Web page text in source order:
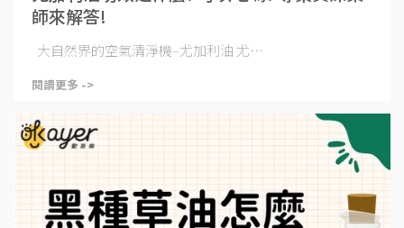
師來解答!
大自然界的空氣清淨機–尤加利油 尤⋯
閱讀更多 ->